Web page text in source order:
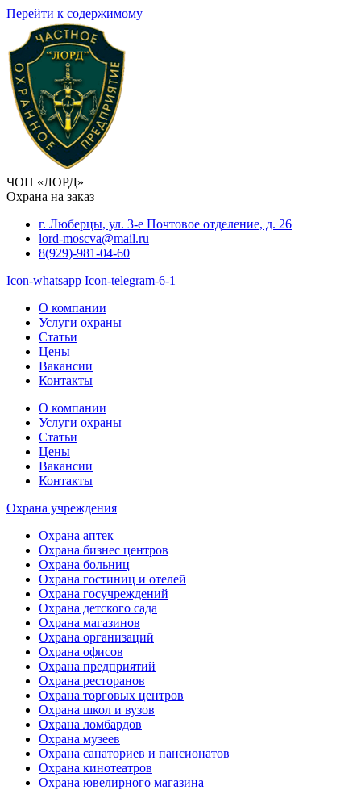
Перейти к содержимому
ЧОП «ЛОРД»
Охрана на заказ
г. Люберцы, ул. 3-е Почтовое отделение, д. 26
lord-moscva@mail.ru
8(929)-981-04-60
Icon-whatsapp Icon-telegram-6-1
О компании
Услуги охраны
Статьи
Цены
Вакансии
Контакты
О компании
Услуги охраны
Статьи
Цены
Вакансии
Контакты
Охрана учреждения
Охрана аптек
Охрана бизнес центров
Охрана больниц
Охрана гостиниц и отелей
Охрана госучреждений
Охрана детского сада
Охрана магазинов
Охрана организаций
Охрана офисов
Охрана предприятий
Охрана ресторанов
Охрана торговых центров
Охрана школ и вузов
Охрана ломбардов
Охрана музеев
Охрана санаториев и пансионатов
Охрана кинотеатров
Охрана ювелирного магазина